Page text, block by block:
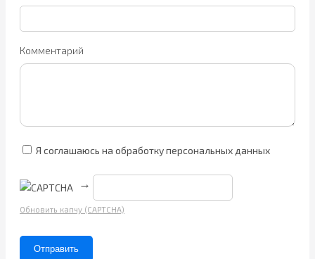
Комментарий
Я соглашаюсь на обработку персональных данных
→
Обновить капчу (CAPTCHA)